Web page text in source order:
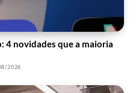
4 novidades que a maioria
2026